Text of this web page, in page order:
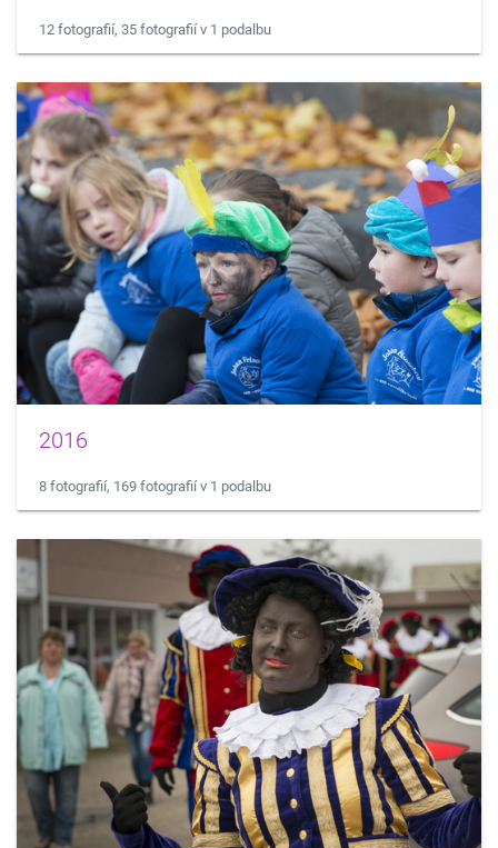
12 fotografií, 35 fotografií v 1 podalbu
2016
8 fotografií, 169 fotografií v 1 podalbu